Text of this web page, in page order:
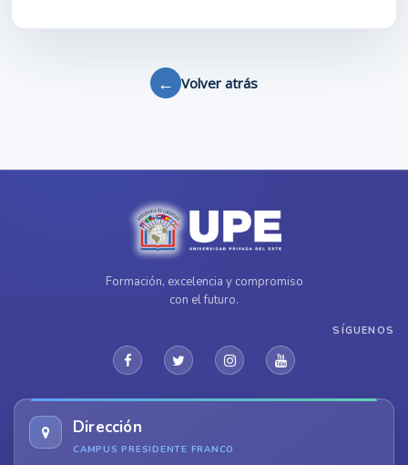
← Volver atrás
Formación, excelencia y compromiso
con el futuro.
SÍGUENOS
Dirección
CAMPUS PRESIDENTE FRANCO